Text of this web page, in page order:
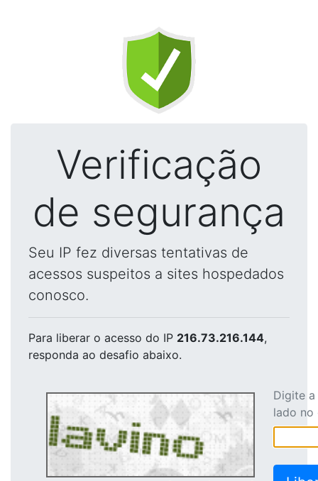
Verificação
de segurança
Seu IP fez diversas tentativas de
acessos suspeitos a sites hospedados
conosco.
Para liberar o acesso do IP 216.73.216.144,
responda ao desafio abaixo.
Digite
lado no